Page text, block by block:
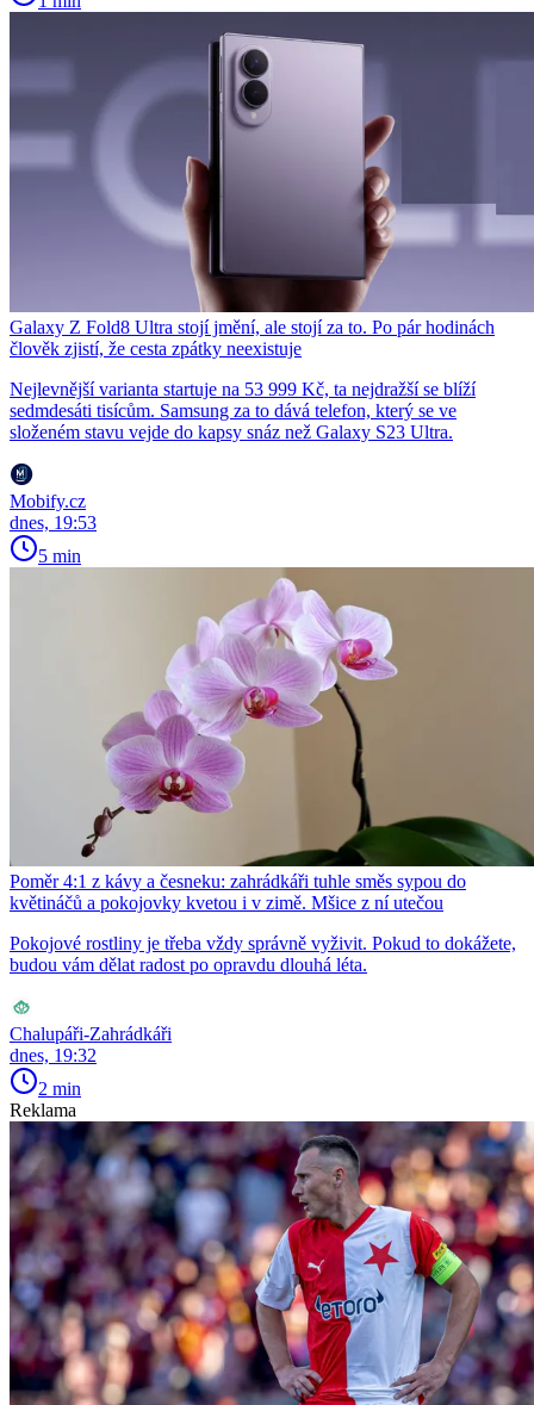
Galaxy Z Fold8 Ultra stojí jmění, ale stojí za to. Po pár hodinách
člověk zjistí, že cesta zpátky neexistuje
Nejlevnější varianta startuje na 53 999 Kč, ta nejdražší se blíží
sedmdesáti tisícům. Samsung za to dává telefon, který se ve
složeném stavu vejde do kapsy snáz než Galaxy S23 Ultra.
Mobify.cz
dnes, 19:53
5 min
Poměr 4:1 z kávy a česneku: zahrádkáři tuhle směs sypou do
květináčů a pokojovky kvetou i v zimě. Mšice z ní utečou
Pokojové rostliny je třeba vždy správně vyživit. Pokud to dokážete,
budou vám dělat radost po opravdu dlouhá léta.
Chalupáři-Zahrádkáři
dnes, 19:32
2 min
Reklama